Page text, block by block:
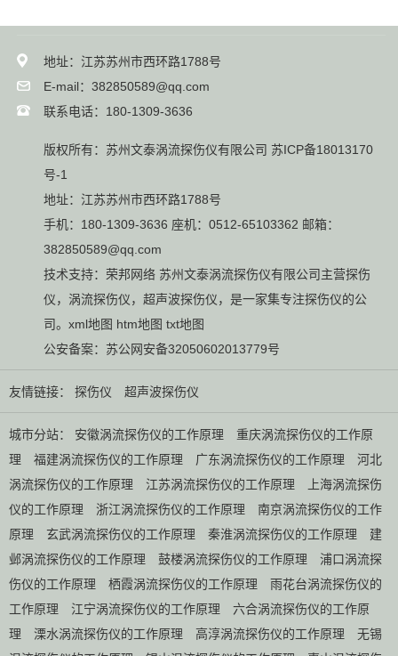
地址：江苏苏州市西环路1788号
E-mail：382850589@qq.com
联系电话：180-1309-3636
版权所有：苏州文泰涡流探伤仪有限公司 苏ICP备18013170
号-1
地址：江苏苏州市西环路1788号
手机：180-1309-3636 座机：0512-65103362 邮箱：
382850589@qq.com
技术支持： 荣邦网络苏州文泰涡流探伤仪有限公司主营探伤
仪， 涡流探伤仪， 超声波探伤仪，是一家集专注探伤仪的公
司。 xml地图 htm地图 txt地图
公安备案： 苏公网安备32050602013779号
友情链接： 探伤仪 超声波探伤仪
城市分站： 安徽涡流探伤仪的工作原理
重庆涡流探伤仪的工作原
理
福建涡流探伤仪的工作原理 广东涡流探伤仪的工作原理
河北
涡流探伤仪的工作原理
江苏涡流探伤仪的工作原理
上海涡流探伤
仪的工作原理
浙江涡流探伤仪的工作原理
南京涡流探伤仪的工作
原理
玄武涡流探伤仪的工作原理 秦淮涡流探伤仪的工作原理
建
邺涡流探伤仪的工作原理
鼓楼涡流探伤仪的工作原理
浦口涡流探
伤仪的工作原理
栖霞涡流探伤仪的工作原理
雨花台涡流探伤仪的
工作原理
江宁涡流探伤仪的工作原理
六合涡流探伤仪的工作原
理
溧水涡流探伤仪的工作原理 高淳涡流探伤仪的工作原理
无锡